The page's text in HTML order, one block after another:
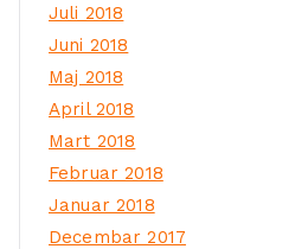
Juli 2018
Juni 2018
Maj 2018
April 2018
Mart 2018
Februar 2018
Januar 2018
Decembar 2017